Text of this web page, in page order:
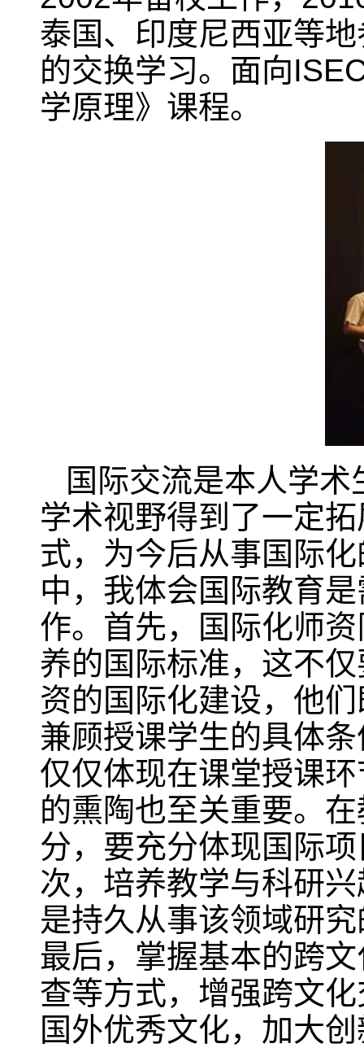
泰国、印度尼西亚等
的交换学习。面向
学原理》课程。
国际交流是本人学
学术视野得到了一定
式，为今后从事国际
中，我体会国际教育
作。首先，国际化师
养的国际标准，这不
资的国际化建设，他
兼顾授课学生的具体
仅仅体现在课堂授课
的熏陶也至关重要。
分，要充分体现国际
次，培养教学与科研
是持久从事该领域研
最后，掌握基本的跨
查等方式，增强跨文
国外优秀文化，加大